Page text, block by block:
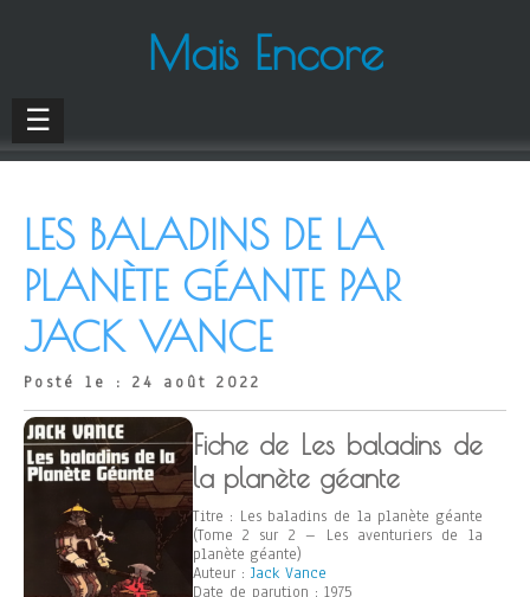
Mais Encore
☰
LES BALADINS DE LA
PLANÈTE GÉANTE PAR
JACK VANCE
Posté le : 24 août 2022
Fiche de Les baladins de
la planète géante
Titre : Les baladins de la planète géante
(Tome 2 sur 2 – Les aventuriers de la
planète géante)
Auteur : Jack Vance
Date de parution : 1975